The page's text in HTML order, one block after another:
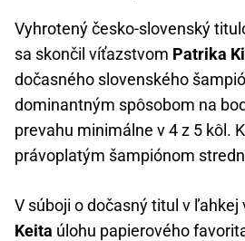
Vyhrotený česko-slovenský
sa skončil víťazstvom Patrika
dočasného slovenského
dominantným spôsobom na
prevahu minimálne v 4 z 5 kôl.
právoplatým šampiónom
V súboji o dočasný titul v ľahkej
Keita úlohu papierového